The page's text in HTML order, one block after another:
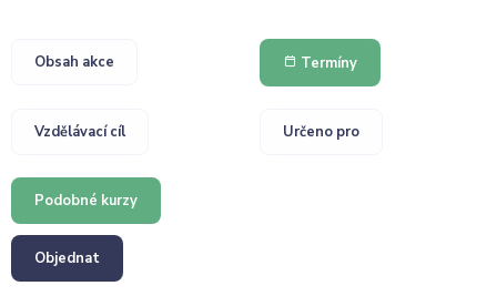
Obsah akce Termíny
Vzdělávací cíl Určeno pro
Podobné kurzy
Objednat